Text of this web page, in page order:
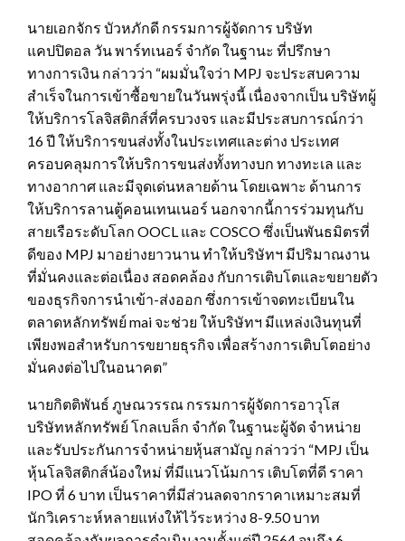
นายเอกจักร บัวหภักดี กรรมการผู้จัดการ บริษัท
แคปปิตอล วัน พาร์ทเนอร์ จำกัด ในฐานะ ที่ปรึกษา
ทางการเงิน กล่าวว่า “ผมมั่นใจว่า MPJ จะประสบความ
สำเร็จในการเข้าซื้อขายในวันพรุ่งนี้ เนื่องจากเป็น บริษัทผู้
ให้บริการโลจิสติกส์ที่ครบวงจร และมีประสบการณ์กว่า
16 ปี ให้บริการขนส่งทั้งในประเทศและต่าง ประเทศ
ครอบคลุมการให้บริการขนส่งทั้งทางบก ทางทะเล และ
ทางอากาศ และมีจุดเด่นหลายด้าน โดยเฉพาะ ด้านการ
ให้บริการลานตู้คอนเทนเนอร์ นอกจากนี้การร่วมทุนกับ
สายเรือระดับโลก OOCL และ COSCO ซึ่งเป็นพันธมิตรที่
ดีของ MPJ มาอย่างยาวนาน ทำให้บริษัทฯ มีปริมาณงาน
ที่มั่นคงและต่อเนื่อง สอดคล้อง กับการเติบโตและขยายตัว
ของธุรกิจการนำเข้า-ส่งออก ซึ่งการเข้าจดทะเบียนใน
ตลาดหลักทรัพย์ mai จะช่วย ให้บริษัทฯ มีแหล่งเงินทุนที่
เพียงพอสำหรับการขยายธุรกิจ เพื่อสร้างการเติบโตอย่าง
มั่นคงต่อไปในอนาคต”
นายกิตติพันธ์ ภูษณวรรณ กรรมการผู้จัดการอาวุโส
บริษัทหลักทรัพย์ โกลเบล็ก จำกัด ในฐานะผู้จัด จำหน่าย
และรับประกันการจำหน่ายหุ้นสามัญ กล่าวว่า “MPJ เป็น
หุ้นโลจิสติกส์น้องใหม่ ที่มีแนวโน้มการ เติบโตที่ดี ราคา
IPO ที่ 6 บาท เป็นราคาที่มีส่วนลดจากราคาเหมาะสมที่
นักวิเคราะห์หลายแห่งให้ไว้ระหว่าง 8-9.50 บาท